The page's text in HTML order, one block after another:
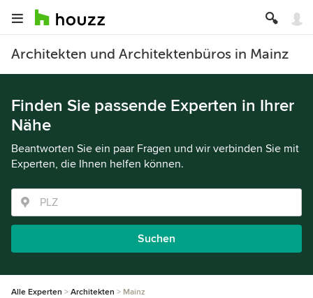
Architekten und Architektenbüros in Mainz
Finden Sie passende Experten in Ihrer
Nähe
Beantworten Sie ein paar Fragen und wir verbinden Sie mit
Experten, die Ihnen helfen können.
Suchen
Alle Experten Architekten Mainz